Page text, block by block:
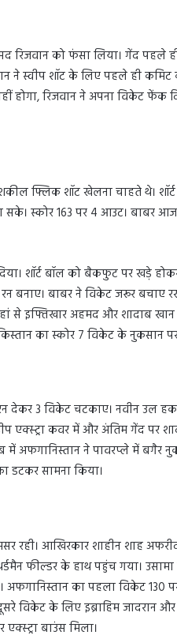
रिजवान को फंसा लिया। गेंद
ने स्वीप शॉट के लिए पहले ही कमिट
होगा, रिजवान ने अपना विकेट फेंक
फ्लिक शॉट खेलना चाहते थे।
स्कोर 163 पर 4 आउट। बाबर
शॉर्ट बॉल को बैकफुट पर खड़े
बनाए। बाबर ने विकेट जरूर
से इफ्तिखार अहमद और शादाब
का स्कोर 7 विकेट के नुकसान
देकर 3 विकेट चटकाए। नवीन उल
एक्स्ट्रा कवर में और अंतिम गेंद पर
अफगानिस्तान ने पावरप्ले में बगैर
डटकर सामना किया।
रही। आखिरकार शाहीन शाह
फील्डर के हाथ पहुंच गया।
का पहला विकेट 130
विकेट के लिए इब्राहिम जादरान
बाउंस मिला।